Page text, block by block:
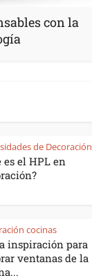
con la
de Decoración
es el HPL en
cocinas
inspiración para
ventanas de la